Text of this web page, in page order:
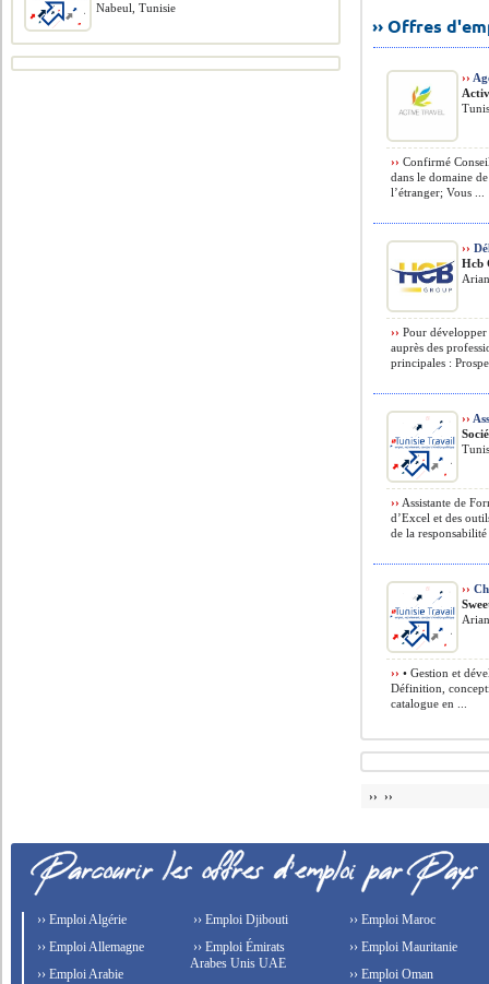
›› Offres
››
›› Confirmé
dans le domaine
l’étranger; Vous ...
››
Hcb
›› Pour
auprès des
principales :
››
›› Assistante de
d’Excel et des
de la
››
›› • Gestion et
Définition,
catalogue en ...
›› ››
Nabeul, Tunisie
›› Emploi Algérie
›› Emploi Allemagne
›› Emploi Arabie
›› Emploi Djibouti
›› Emploi Émirats
Arabes Unis UAE
›› Emploi Maroc
›› Emploi Mauritanie
›› Emploi Oman